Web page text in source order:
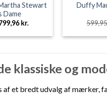
Stewart
Dame
oprindelige
kr.
pris
Duffy
klassiske og
et bredt udvalg af mærker,